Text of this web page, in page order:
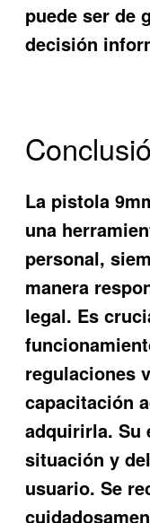
puede ser de
decisión
La pistola
una
personal,
manera
legal. Es
regulaciones
capacitación
adquirirla. Su
situación y
usuario. Se